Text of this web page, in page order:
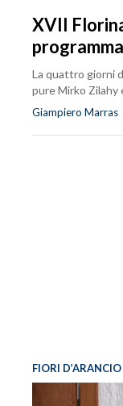
XVII
La quattro giorni
pure Mirko Zilahy
Giampiero Marras
FIORI D’ARANCIO